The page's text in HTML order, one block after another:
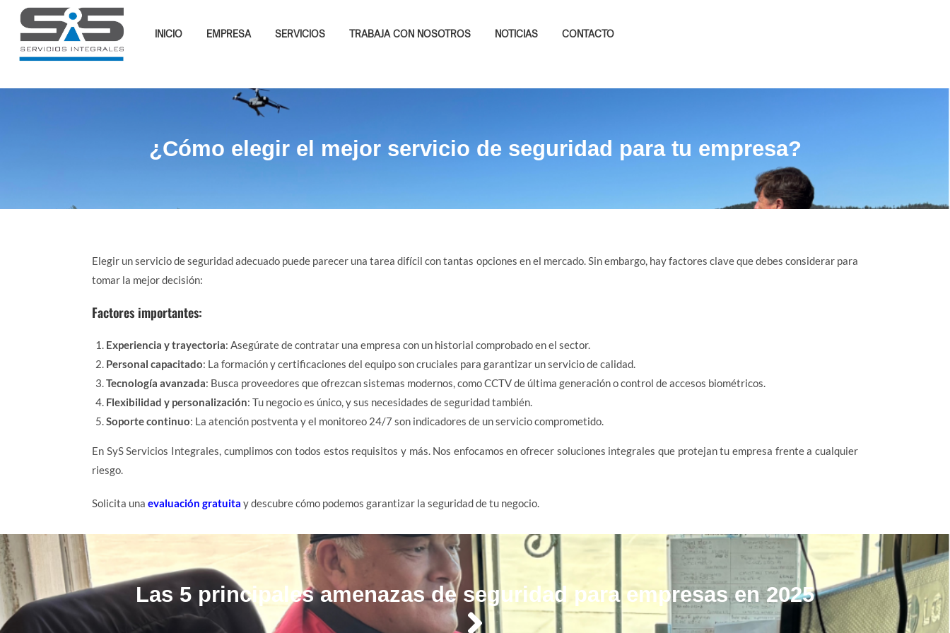
INICIO EMPRESA SERVICIOS TRABAJA CON NOSOTROS NOTICIAS CONTACTO
¿Cómo elegir el mejor servicio de seguridad para tu empresa?
Elegir un servicio de seguridad adecuado puede parecer una tarea difícil con tantas opciones en el mercado. Sin embargo, hay factores clave que debes considerar para
tomar la mejor decisión:
Factores importantes:
Experiencia y trayectoria: Asegúrate de contratar una empresa con un historial comprobado en el sector.
Personal capacitado: La formación y certificaciones del equipo son cruciales para garantizar un servicio de calidad.
Tecnología avanzada: Busca proveedores que ofrezcan sistemas modernos, como CCTV de última generación o control de accesos biométricos.
Flexibilidad y personalización: Tu negocio es único, y sus necesidades de seguridad también.
Soporte continuo: La atención postventa y el monitoreo 24/7 son indicadores de un servicio comprometido.
En SyS Servicios Integrales, cumplimos con todos estos requisitos y más. Nos enfocamos en ofrecer soluciones integrales que protejan tu empresa frente a cualquier
riesgo.
Solicita una evaluación gratuita y descubre cómo podemos garantizar la seguridad de tu negocio.
Las 5 principales amenazas de seguridad para empresas en 2025